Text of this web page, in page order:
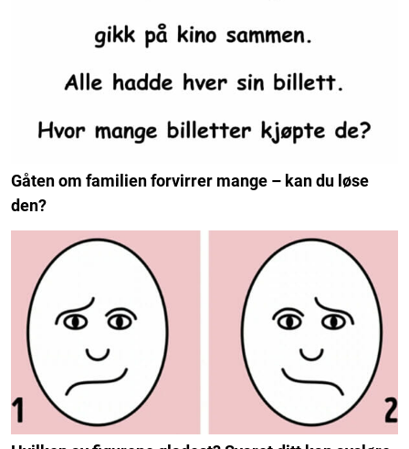
Gåten om familien forvirrer mange – kan du løse
den?